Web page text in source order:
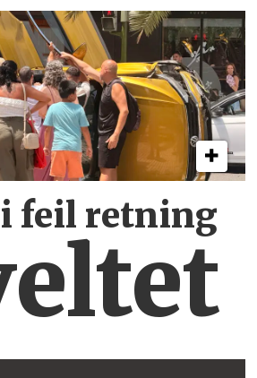
feil retning